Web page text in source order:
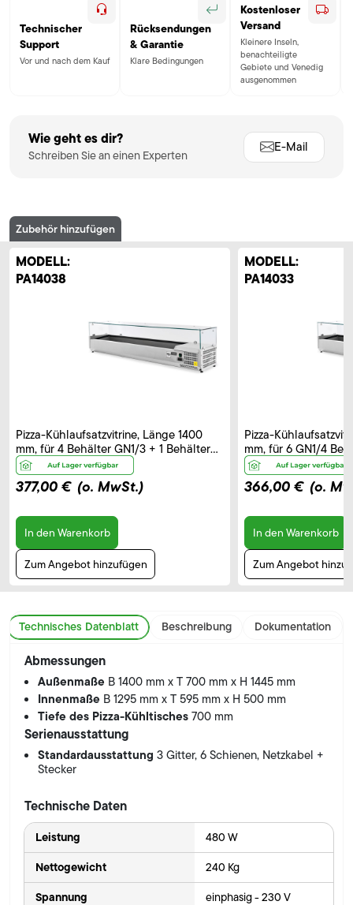
Technischer
Support
Vor und nach dem Kauf
Rücksendungen
& Garantie
Klare Bedingungen
Kostenloser
Versand
Kleinere Inseln,
benachteiligte
Gebiete und Venedig
ausgenommen
Wie geht es dir?
Schreiben Sie an einen Experten
E-Mail
Zubehör hinzufügen
MODELL:
PA14038
Pizza-Kühlaufsatzvitrine, Länge 1400
mm, für 4 Behälter GN1/3 + 1 Behälter
GN1/2
377,00 € (o. MwSt.)
In den Warenkorb
Zum Angebot hinzufügen
MODELL:
PA14033
Pizza-
mm, für 6 GN1/4
366,00 € (o.
In den Warenkorb
Zum Angebot
Technisches Datenblatt Beschreibung Dokumentation
Abmessungen
Außenmaße B 1400 mm x T 700 mm x H 1445 mm
Innenmaße B 1295 mm x T 595 mm x H 500 mm
Tiefe des Pizza-Kühltisches700 mm
Serienausstattung
Standardausstattung3 Gitter, 6 Schienen, Netzkabel +
Stecker
Technische Daten
Leistung 480 W
Nettogewicht 240 Kg
Spannung einphasig - 230 V